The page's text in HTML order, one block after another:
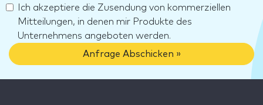
Ich akzeptiere die Zusendung von kommerziellen
Mitteilungen, in denen mir Produkte des
Unternehmens angeboten werden.
Anfrage Abschicken »